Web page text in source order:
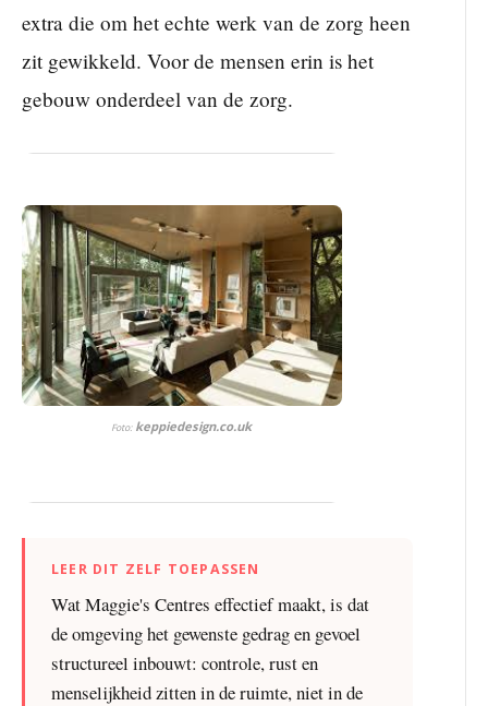
extra die om het echte werk van de zorg heen
zit gewikkeld. Voor de mensen erin is het
gebouw onderdeel van de zorg.
Foto: keppiedesign.co.uk
LEER DIT ZELF TOEPASSEN
Wat Maggie's Centres effectief maakt, is dat
de omgeving het gewenste gedrag en gevoel
structureel inbouwt: controle, rust en
menselijkheid zitten in de ruimte, niet in de